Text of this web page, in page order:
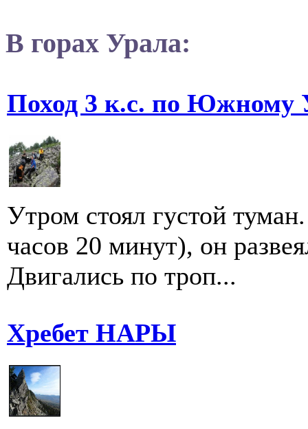
В горах Урала:
Поход 3 к.с. по Южному
Утром стоял густой
часов 20 минут), он
Двигались по троп...
Хребет НАРЫ